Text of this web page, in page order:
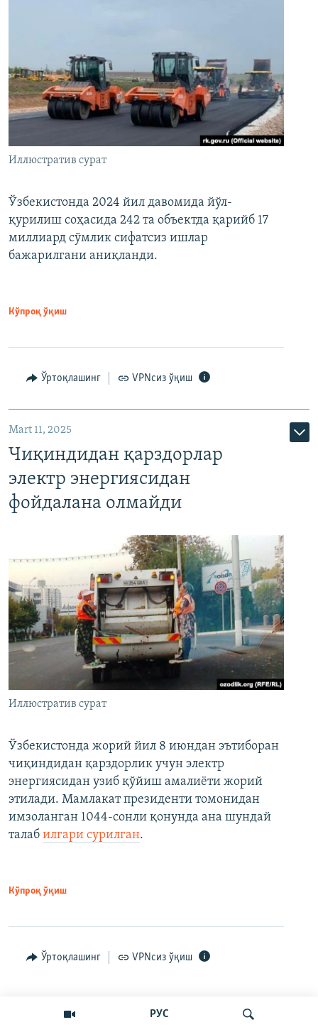
РУС
Иллюстратив сурат
Ўзбекистонда 2024 йил давомида йўл-
қурилиш соҳасида 242 та объектда қарийб 17
миллиард сўмлик сифатсиз ишлар
бажарилгани аниқланди.
Кўпроқ ўқиш
Ўртоқлашинг VPNсиз ўқиш
Mart 11, 2025
Чиқиндидан қарздорлар
электр энергиясидан
фойдалана олмайди
Иллюстратив сурат
Ўзбекистонда жорий йил 8 июндан эътиборан
чиқиндидан қарздорлик учун электр
энергиясидан узиб қўйиш амалиёти жорий
этилади. Мамлакат президенти томонидан
имзоланган 1044-сонли қонунда ана шундай
талаб илгари сурилган.
Кўпроқ ўқиш
Ўртоқлашинг VPNсиз ўқиш